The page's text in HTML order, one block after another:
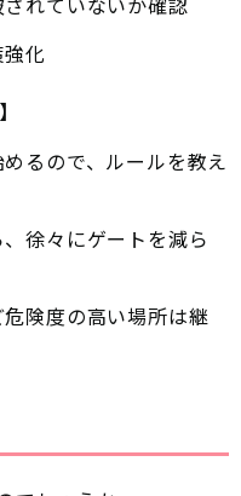
化
るので、ルールを教え
徐々にゲートを減ら
険度の高い場所は継